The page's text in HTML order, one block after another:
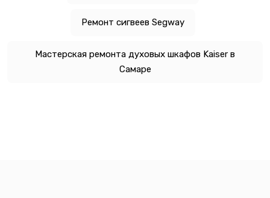
Ремонт сигвеев Segway
Мастерская ремонта духовых шкафов Kaiser в
Самаре